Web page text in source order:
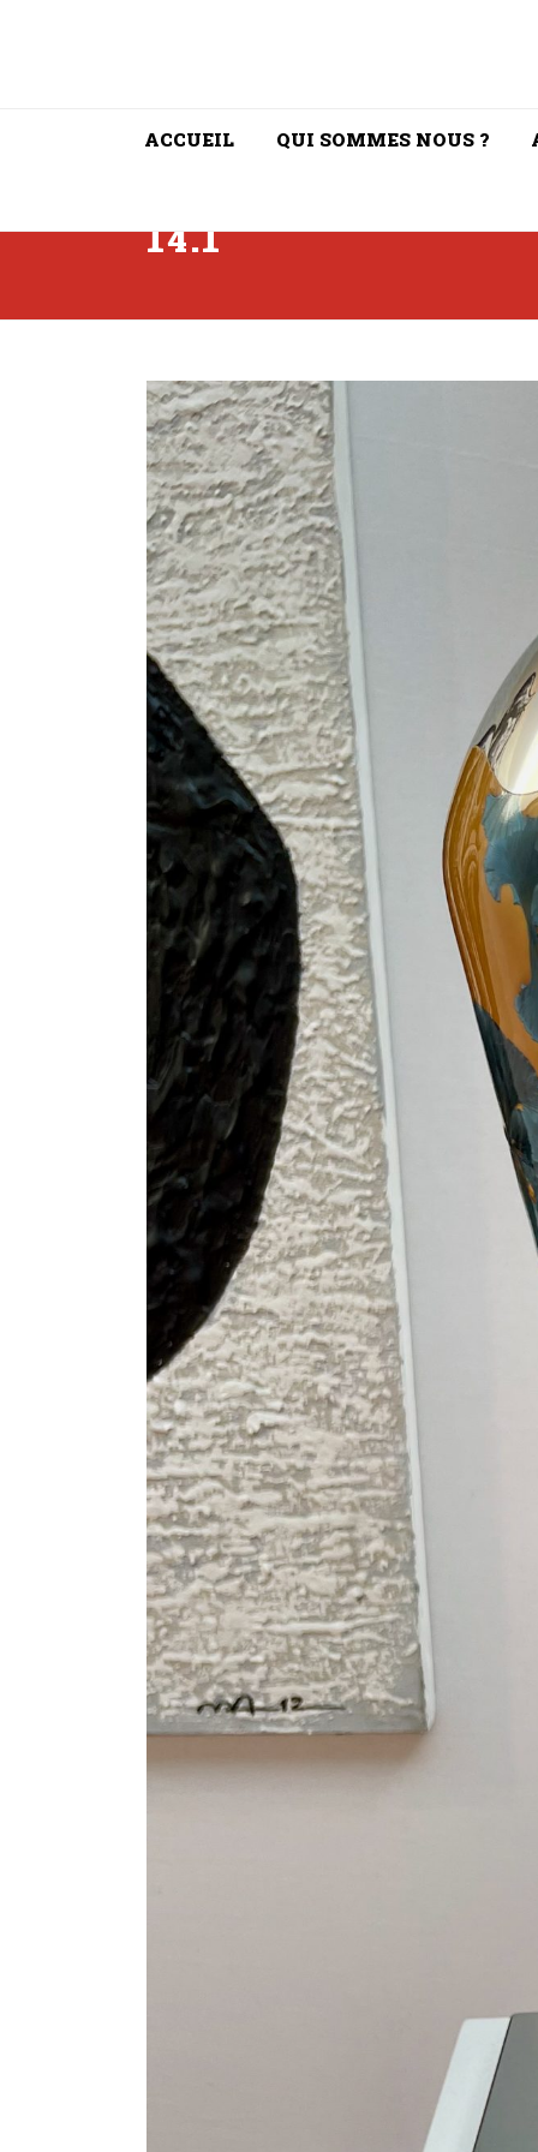
ACCUEIL QUI SOMMES NOUS ?
14.1